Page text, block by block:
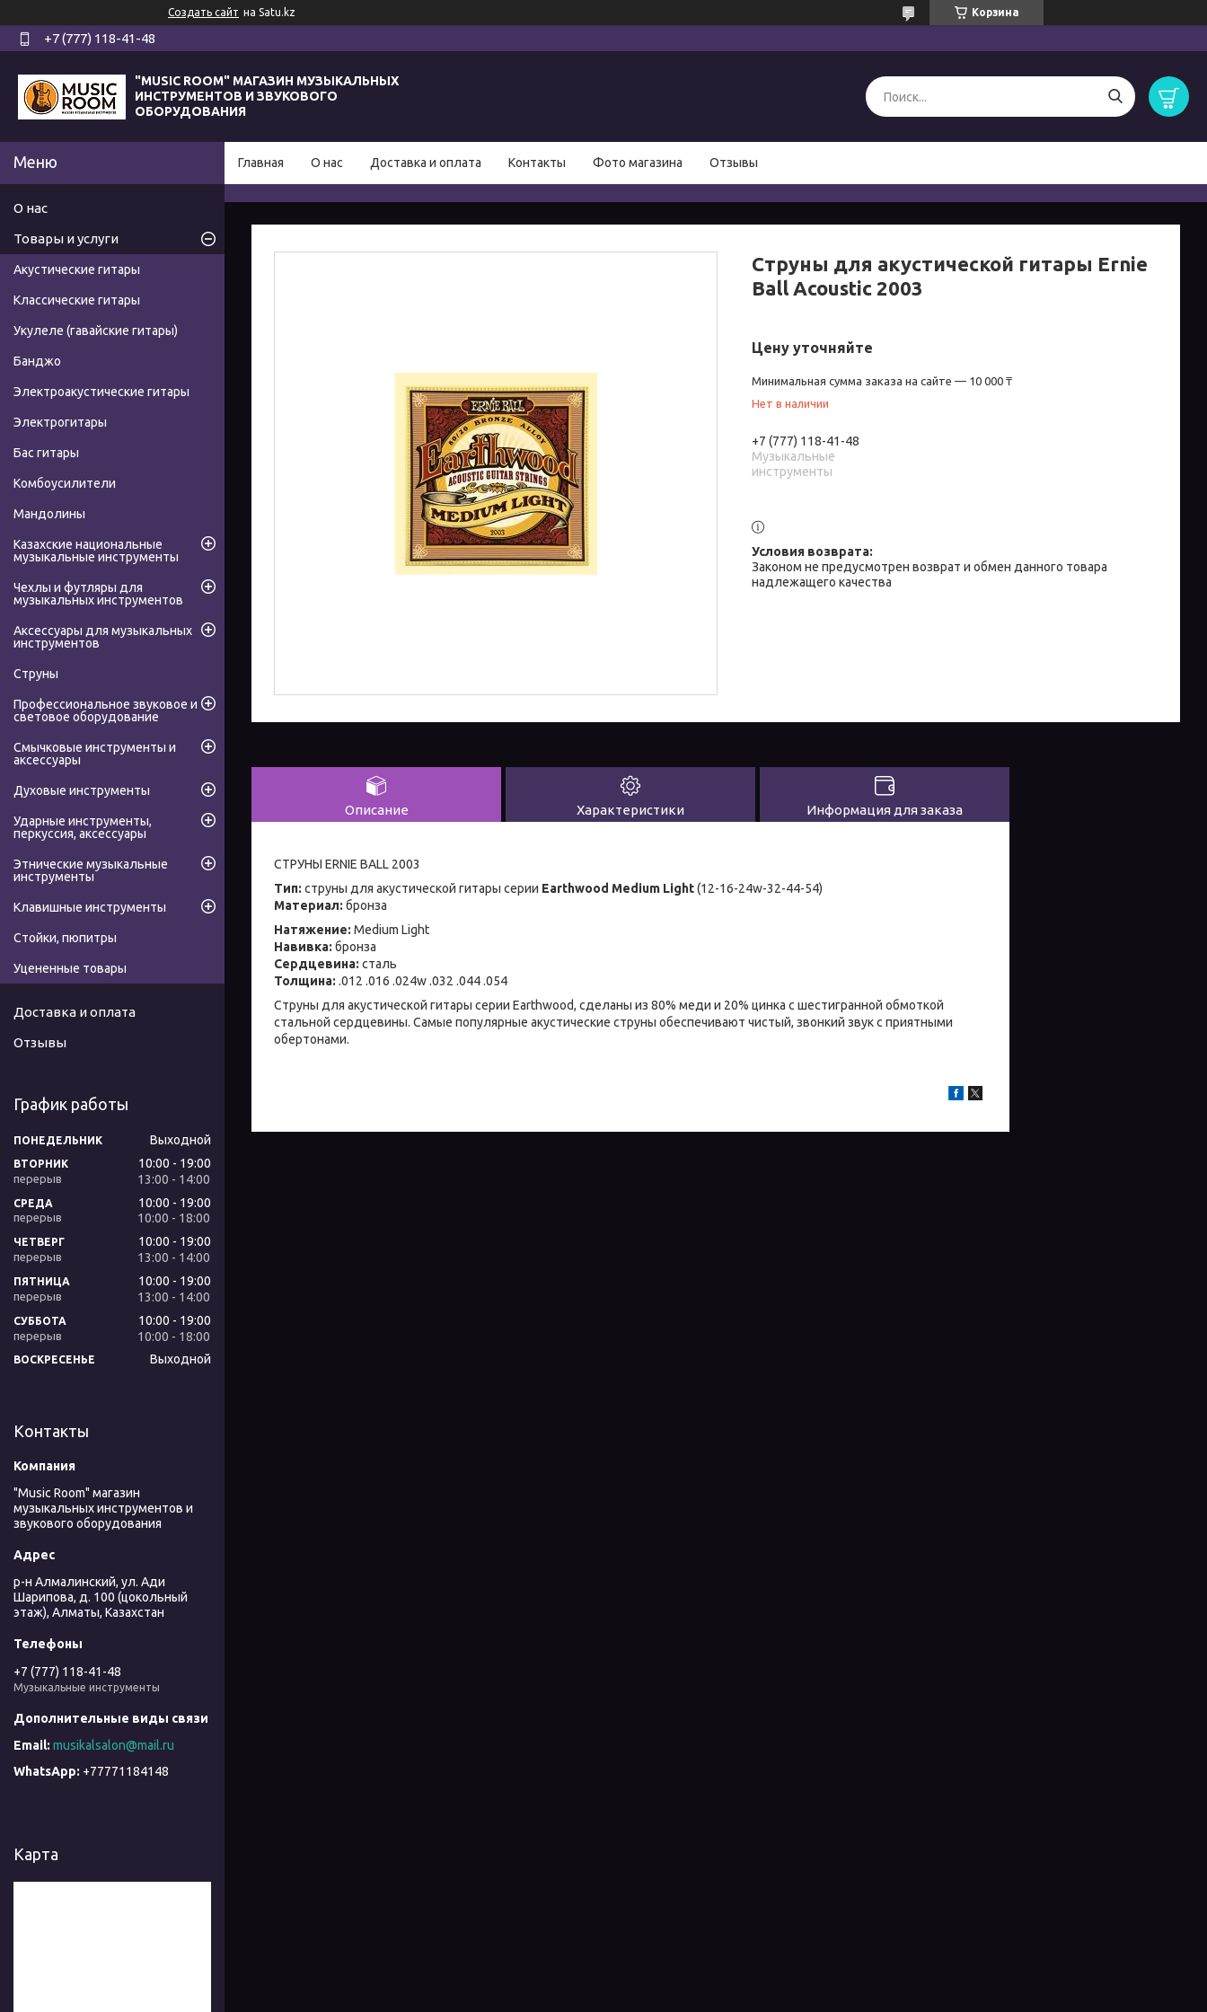
Создать сайт на Satu.kz Корзина
+7 (777) 118-41-48
"MUSIC ROOM" МАГАЗИН МУЗЫКАЛЬНЫХ
ИНСТРУМЕНТОВ И ЗВУКОВОГО
ОБОРУДОВАНИЯ
Главная О нас Доставка и оплата Контакты Фото магазина Отзывы
Струны для акустической гитары Ernie
Ball Acoustic 2003
Цену уточняйте
Минимальная сумма заказа на сайте — 10 000 ₸
Нет в наличии
+7 (777) 118-41-48
Музыкальные
инструменты
Законом не предусмотрен возврат и обмен данного товара
надлежащего качества
Описание Характеристики Информация для заказа
СТРУНЫ ERNIE BALL 2003
Тип: струны для акустической гитары серии Earthwood Medium Light(12-16-24w-32-44-54)
Материал: бронза
Натяжение: Medium Light
Навивка: бронза
Сердцевина: сталь
Толщина: .012 .016 .024w .032 .044 .054
Струны для акустической гитары серии Earthwood, сделаны из 80% меди и 20% цинка с шестигранной обмоткой
стальной сердцевины. Самые популярные акустические струны обеспечивают чистый, звонкий звук с приятными
обертонами.
О нас
Товары и услуги
Акустические гитары
Классические гитары
Укулеле (гавайские гитары)
Банджо
Электроакустические гитары
Электрогитары
Бас гитары
Комбоусилители
Мандолины
Казахские национальные
музыкальные инструменты
Чехлы и футляры для
музыкальных инструментов
Аксессуары для музыкальных
инструментов
Струны
Профессиональное звуковое и
световое оборудование
Смычковые инструменты и
аксессуары
Духовые инструменты
Ударные инструменты,
перкуссия, аксессуары
Этнические музыкальные
инструменты
Клавишные инструменты
Стойки, пюпитры
Уцененные товары
Доставка и оплата
Отзывы
График работы
ПОНЕДЕЛЬНИК Выходной
ВТОРНИК 10:00
19:00
13:00
14:00
СРЕДА 10:00
19:00
10:00
18:00
ЧЕТВЕРГ 10:00
19:00
13:00
14:00
ПЯТНИЦА 10:00
19:00
13:00
14:00
СУББОТА 10:00
19:00
10:00
18:00
ВОСКРЕСЕНЬЕ Выходной
Контакты
"Music Room" магазин
музыкальных инструментов и
звукового оборудования
р-н Алмалинский, ул. Ади
Шарипова, д. 100 (цокольный
этаж), Алматы, Казахстан
+7 (777) 118-41-48
Музыкальные инструменты
musikalsalon@mail.ru
+77771184148
Карта